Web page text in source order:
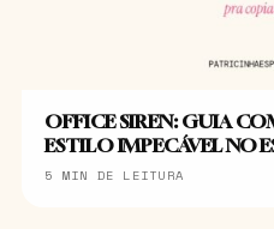
OFFICE SIREN: GUIA
ESTILO IMPECÁVEL NO
5 MIN DE LEITURA